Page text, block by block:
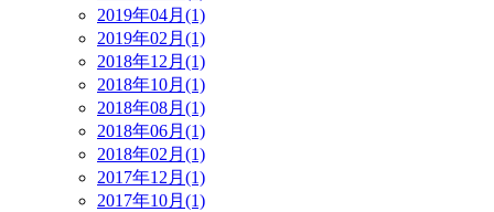
2019年04月(1)
2019年02月(1)
2018年12月(1)
2018年10月(1)
2018年08月(1)
2018年06月(1)
2018年02月(1)
2017年12月(1)
2017年10月(1)